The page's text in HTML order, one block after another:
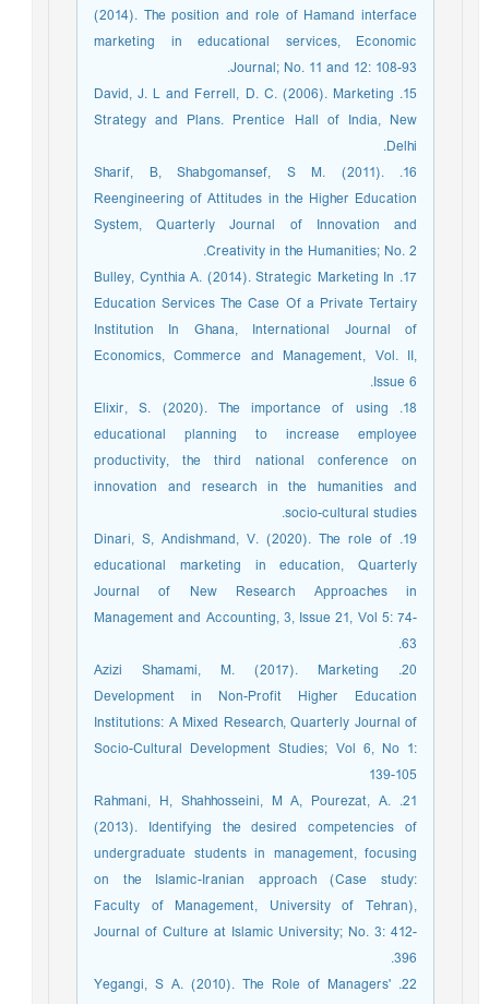
(2014). The position and role of Hamand interface
marketing in educational services, Economic
Journal; No. 11 and 12: 108-93.
15. David, J. L and Ferrell, D. C. (2006). Marketing
Strategy and Plans. Prentice Hall of India, New
Delhi.
16. Sharif, B, Shabgomansef, S M. (2011).
Reengineering of Attitudes in the Higher Education
System, Quarterly Journal of Innovation and
Creativity in the Humanities; No. 2.
17. Bulley, Cynthia A. (2014). Strategic Marketing In
Education Services The Case Of a Private Tertairy
Institution In Ghana, International Journal of
Economics, Commerce and Management, Vol. II,
Issue 6.
18. Elixir, S. (2020). The importance of using
educational planning to increase employee
productivity, the third national conference on
innovation and research in the humanities and
socio-cultural studies.
19. Dinari, S, Andishmand, V. (2020). The role of
educational marketing in education, Quarterly
Journal of New Research Approaches in
Management and Accounting, 3, Issue 21, Vol 5: 74-
63.
20. Azizi Shamami, M. (2017). Marketing
Development in Non-Profit Higher Education
Institutions: A Mixed Research, Quarterly Journal of
Socio-Cultural Development Studies; Vol 6, No 1:
139-105
21. Rahmani, H, Shahhosseini, M A, Pourezat, A.
(2013). Identifying the desired competencies of
undergraduate students in management, focusing
on the Islamic-Iranian approach (Case study:
Faculty of Management, University of Tehran),
Journal of Culture at Islamic University; No. 3: 412-
396.
22. Yegangi, S A. (2010). The Role of Managers'